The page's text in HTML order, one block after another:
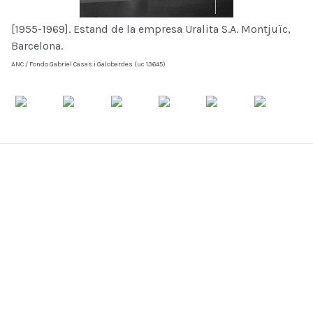
[1955-1969]. Estand de la empresa Uralita S.A. Montjuïc,
Barcelona.
ANC / Fondo Gabriel Casas i Galobardes (uc 13645)